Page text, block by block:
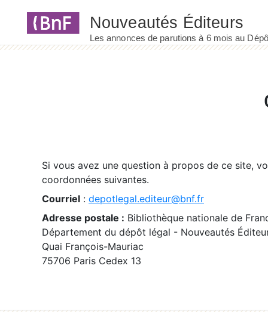
Si vous avez une question à propos de ce site,
coordonnées suivantes.
Courriel : depotlegal.editeur@bnf.fr
Adresse postale : Bibliothèque nationale de
Département du dépôt légal - Nouveautés
Quai François-Mauriac
75706 Paris Cedex 13